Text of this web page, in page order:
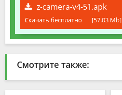
z-camera-v4-51.apk
Скачать бесплатно [57.03 Mb]
Смотрите также: